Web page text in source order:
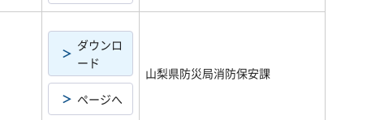
ダウンロ
ード
ページへ
山梨県防災局消防保安課